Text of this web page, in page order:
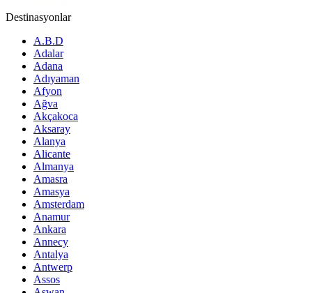
Destinasyonlar
A.B.D
Adalar
Adana
Adıyaman
Afyon
Ağva
Akçakoca
Aksaray
Alanya
Alicante
Almanya
Amasra
Amasya
Amsterdam
Anamur
Ankara
Annecy
Antalya
Antwerp
Assos